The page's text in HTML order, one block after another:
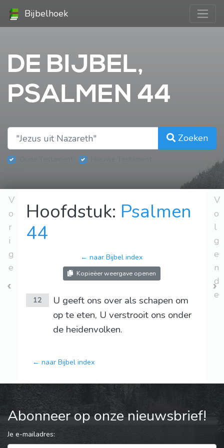
Bijbelhoek
DE BIJBEL,
PSALMEN 44
Zoeken
V
o
r
i
g
e
Hoofdstuk: Psalmen
44
← naar Bijbel index
Kopieëer weergave openen
12
U geeft ons over als schapen om
op te eten, U verstrooit ons onder
de heidenvolken.
← naar Bijbel index
V
o
l
g
e
n
d
e
Abonneer op onze nieuwsbrief!
Je e-mailadres: